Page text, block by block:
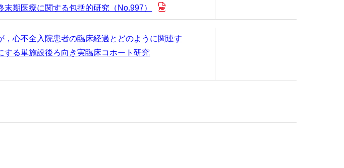
末期医療に関する包括的研究（No.997）
，心不全入院患者の臨床経過とどのように関連す
する単施設後ろ向き実臨床コホート研究